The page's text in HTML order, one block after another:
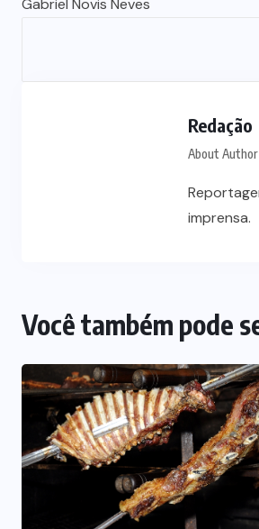
Gabriel Novis Neves
Redação
About Author
imprensa.
Você também pode